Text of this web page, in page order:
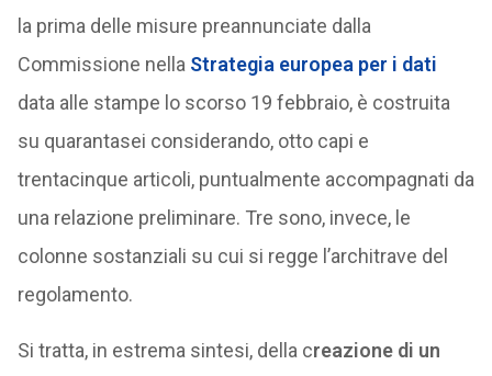
la prima delle misure preannunciate dalla
Commissione nella Strategia europea per i dati
data alle stampe lo scorso 19 febbraio, è costruita
su quarantasei considerando, otto capi e
trentacinque articoli, puntualmente accompagnati da
una relazione preliminare. Tre sono, invece, le
colonne sostanziali su cui si regge l’architrave del
regolamento.
Si tratta, in estrema sintesi, della creazione di un